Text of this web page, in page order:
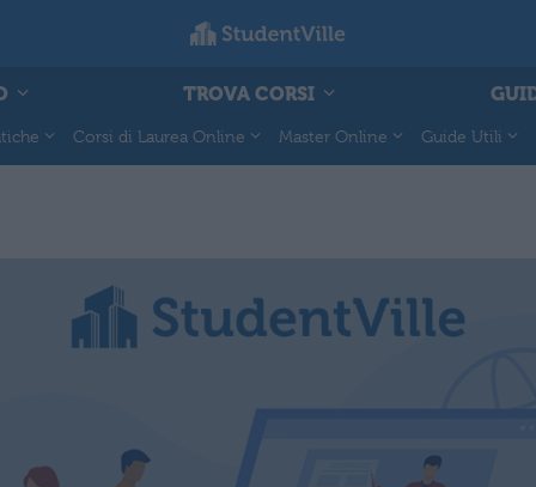
TROVA CORSI
Corsi di Laurea Online Master Online Guide Utili